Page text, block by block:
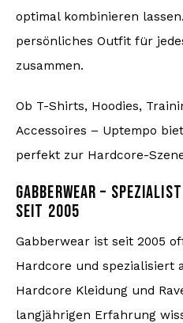
optimal kombinieren
persönliches Outfit für
zusammen.
Ob T-Shirts, Hoodies,
Accessoires – Uptempo
perfekt zur Hardcore-
GABBERWEAR –
SEIT 2005
Gabberwear ist seit 2005
Hardcore und spezialisiert
Hardcore Kleidung und
langjährigen Erfahrung